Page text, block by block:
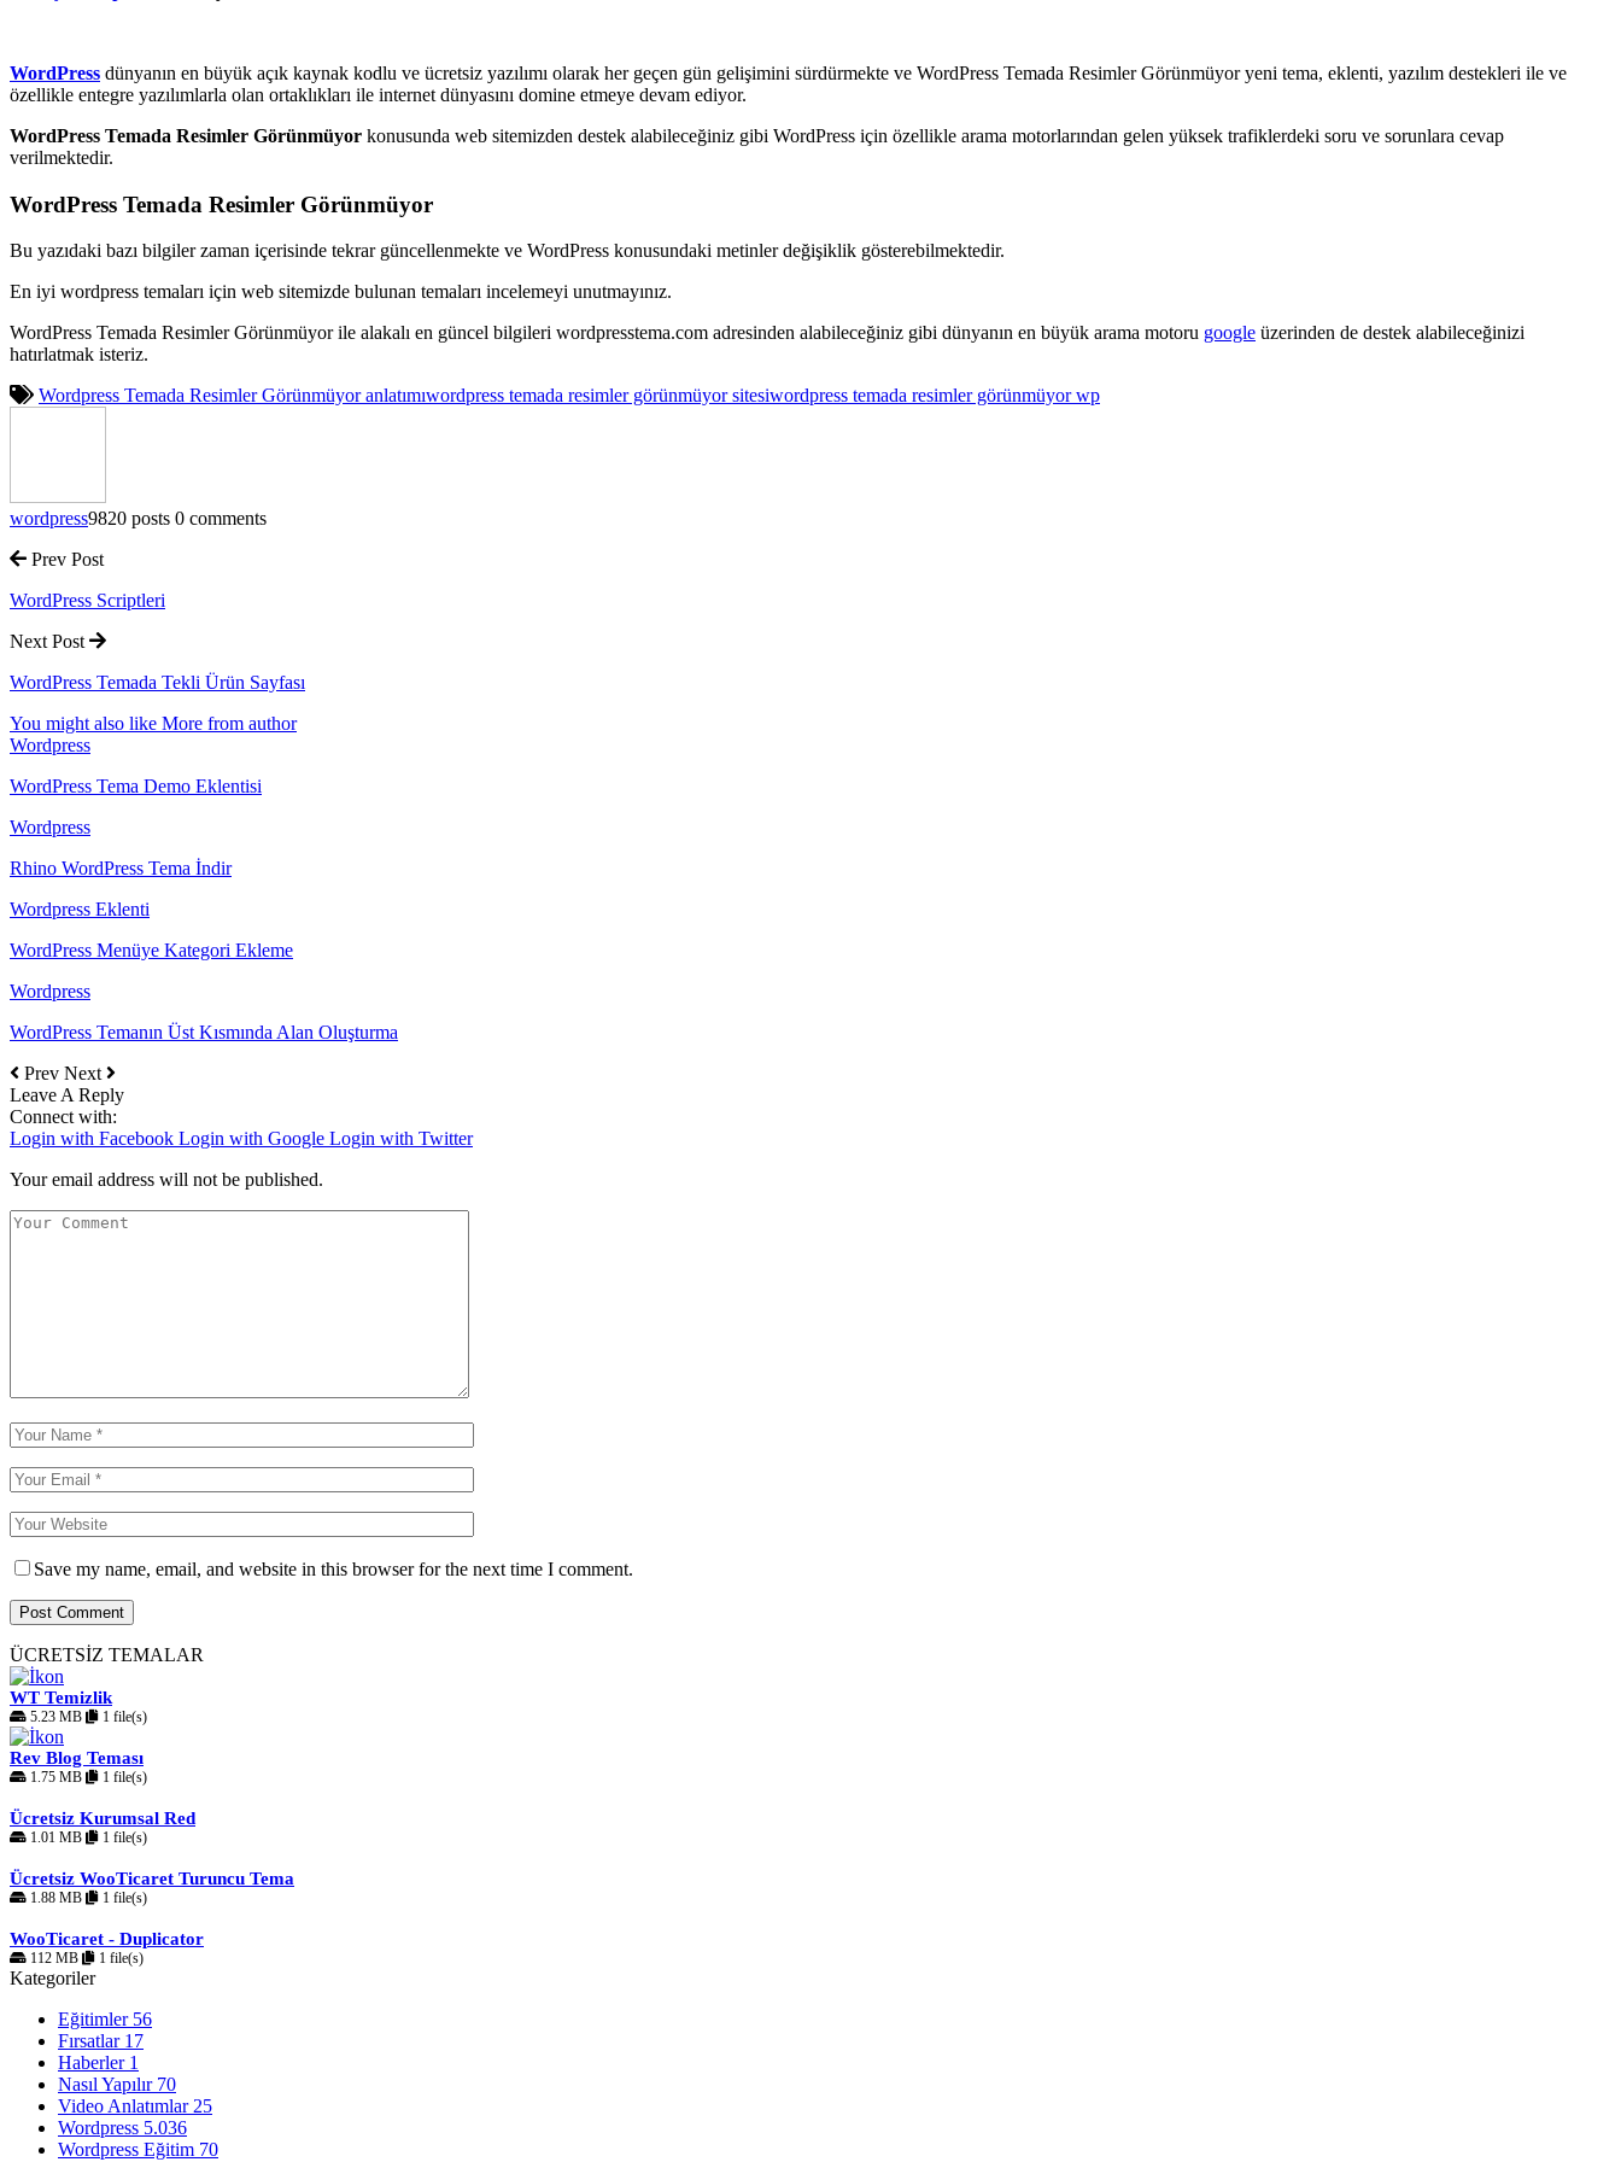
WordPress dünyanın en büyük açık kaynak kodlu ve ücretsiz yazılımı olarak her geçen gün gelişimini sürdürmekte ve WordPress Temada Resimler Görünmüyor yeni tema, eklenti, yazılım destekleri ile ve
özellikle entegre yazılımlarla olan ortaklıkları ile internet dünyasını domine etmeye devam ediyor.
WordPress Temada Resimler Görünmüyor konusunda web sitemizden destek alabileceğiniz gibi WordPress için özellikle arama motorlarından gelen yüksek trafiklerdeki soru ve sorunlara cevap
verilmektedir.
WordPress Temada Resimler Görünmüyor
Bu yazıdaki bazı bilgiler zaman içerisinde tekrar güncellenmekte ve WordPress konusundaki metinler değişiklik gösterebilmektedir.
En iyi wordpress temaları için web sitemizde bulunan temaları incelemeyi unutmayınız.
WordPress Temada Resimler Görünmüyor ile alakalı en güncel bilgileri wordpresstema.com adresinden alabileceğiniz gibi dünyanın en büyük arama motoru google üzerinden de destek alabileceğinizi
hatırlatmak isteriz.
Wordpress Temada Resimler Görünmüyor anlatımıwordpress temada resimler görünmüyor sitesiwordpress temada resimler görünmüyor wp
wordpress9820 posts 0 comments
Prev Post
WordPress Scriptleri
Next Post
WordPress Temada Tekli Ürün Sayfası
You might also like More from author
Wordpress
WordPress Tema Demo Eklentisi
Wordpress
Rhino WordPress Tema İndir
Wordpress Eklenti
WordPress Menüye Kategori Ekleme
Wordpress
WordPress Temanın Üst Kısmında Alan Oluşturma
Prev Next
Leave A Reply
Connect with:
Login with Facebook Login with Google Login with Twitter
Your email address will not be published.
Save my name, email, and website in this browser for the next time I comment.
ÜCRETSİZ TEMALAR
WT Temizlik
5.23 MB 1 file(s)
Rev Blog Teması
1.75 MB 1 file(s)
Ücretsiz Kurumsal Red
1.01 MB 1 file(s)
Ücretsiz WooTicaret Turuncu Tema
1.88 MB 1 file(s)
WooTicaret - Duplicator
112 MB 1 file(s)
Kategoriler
Eğitimler 56
Fırsatlar 17
Haberler 1
Nasıl Yapılır 70
Video Anlatımlar 25
Wordpress 5.036
Wordpress Eğitim 70